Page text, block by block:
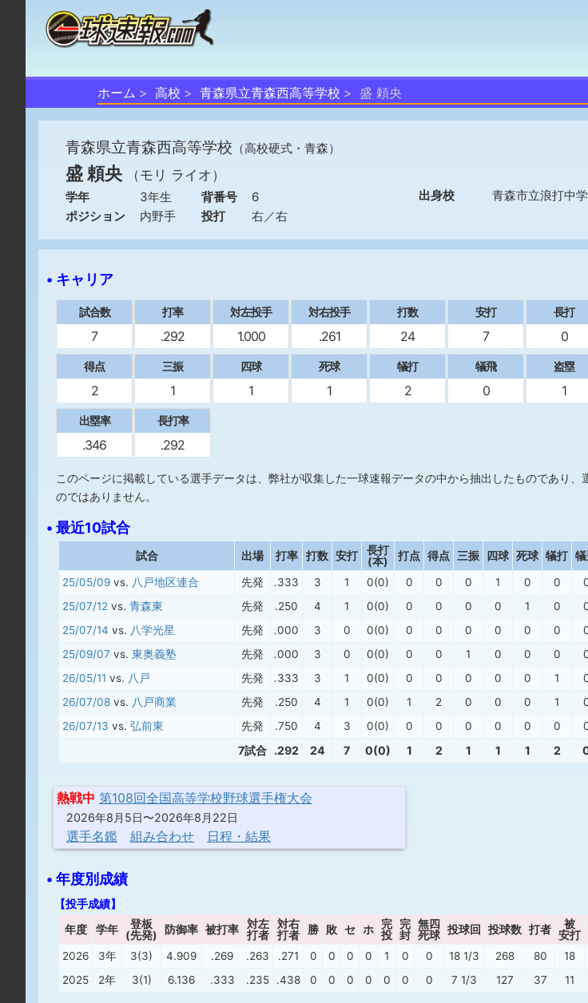
ホーム 高校 青森県立青森西高等学校 盛 頼央
青森県立青森西高等学校 （高校硬式・青森）
盛 頼央 （モリ ライオ）
学年 3年生 背番号
6
ポジション
内野手 投打 右／右
出身校 青森市立浪打中
• キャリア
試合数
7
打率
.292
対左投手
1.000
対右投手
.261
打数
24
安打
7
長打
0
得点
2
三振
1
四球
1
死球
1
犠打
2
犠飛
0
盗塁
1
出塁率
.346
長打率
.292
このページに掲載している選手データは、弊社が収集した一球速報データの中から抽出したものであり、
のではありません。
• 最近10試合
試合 出場 打率 打数 安打
長打
(本)
打点 得点 三振 四球 死球 犠打
25/05/09 vs. 八戸地区連合 先発 .333 3 1 0(0) 0 0 0 1 0 0
25/07/12 vs. 青森東 先発 .250 4 1 0(0) 0 0 0 0 1 0
25/07/14 vs. 八学光星 先発 .000 3 0 0(0) 0 0 0 0 0 0
25/09/07 vs. 東奥義塾 先発 .000 3 0 0(0) 0 0 1 0 0 0
26/05/11 vs. 八戸 先発 .333 3 1 0(0) 0 0 0 0 0 1
26/07/08 vs. 八戸商業 先発 .250 4 1 0(0) 1 2 0 0 0 1
26/07/13 vs. 弘前東 先発 .750 4 3 0(0) 0 0 0 0 0 0
7試合 .292 24 7 0(0) 1 2 1 1 1 2
熱戦中 第108回全国高等学校野球選手権大会
2026年8月5日〜2026年8月22日
選手名鑑 組み合わせ 日程・結果
• 年度別成績
【投手成績】
年度 学年
登板
(先発)
防御率 被打率
対左
打者
対右
打者
勝 敗 セ ホ
完
投
完
封
無四
死球 投球回 投球数 打者
被
安打
2026 3年 3(3) 4.909 .269 .263 .271 0 0 0 0 1 0 0 18 1/3 268 80 18
2025
2年 3(1) 6.136 .333 .235 .438 0 0 0 0 0 0 0 7 1/3 127 37 11